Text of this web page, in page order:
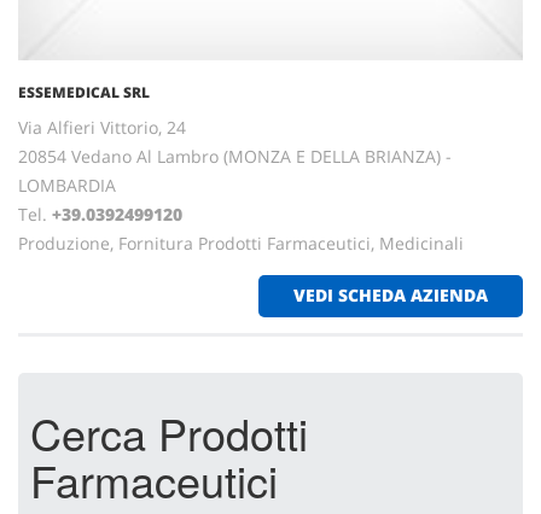
ESSEMEDICAL SRL
Via Alfieri Vittorio, 24
20854 Vedano Al Lambro (MONZA E DELLA BRIANZA) -
LOMBARDIA
Tel. +39.0392499120
Produzione, Fornitura Prodotti Farmaceutici, Medicinali
VEDI SCHEDA AZIENDA
Cerca Prodotti
Farmaceutici